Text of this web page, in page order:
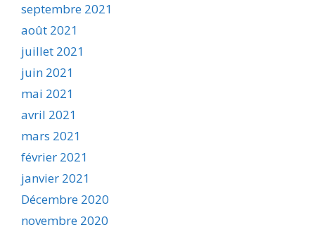
septembre 2021
août 2021
juillet 2021
juin 2021
mai 2021
avril 2021
mars 2021
février 2021
janvier 2021
Décembre 2020
novembre 2020